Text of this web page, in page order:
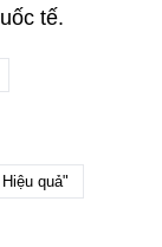
tế.
quả"